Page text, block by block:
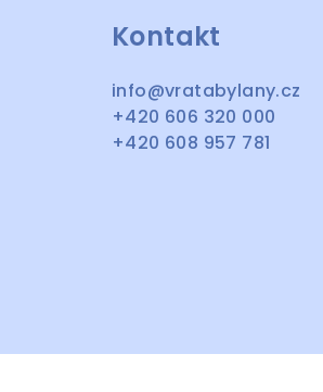
Kontakt
info@vratabylany.cz
+420 606 320 000
+420 608 957 781